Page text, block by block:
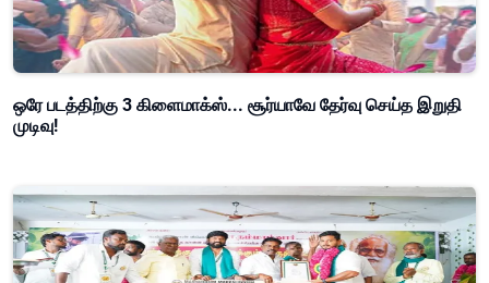
ஒரே படத்திற்கு 3 கிளைமாக்ஸ்... சூர்யாவே தேர்வு செய்த இறுதி
முடிவு!